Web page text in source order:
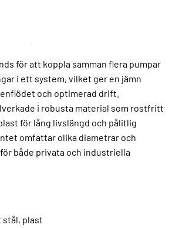
för att koppla samman flera pumpar
i ett system, vilket ger en jämn
och optimerad drift.
i robusta material som rostfritt
för lång livslängd och pålitlig
omfattar olika diametrar och
både privata och industriella
plast